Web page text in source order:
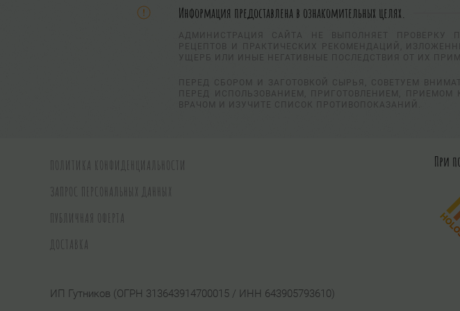
Информация предоставлена в ознакомительных целях.
АДМИНИСТРАЦИЯ САЙТА НЕ ВЫПОЛНЯЕТ ПРОВЕРКУ
РЕЦЕПТОВ И ПРАКТИЧЕСКИХ РЕКОМЕНДАЦИЙ,
УЩЕРБ ИЛИ ИНЫЕ НЕГАТИВНЫЕ ПОСЛЕДСТВИЯ ОТ ИХ
ПЕРЕД СБОРОМ И ЗАГОТОВКОЙ СЫРЬЯ, СОВЕТУЕМ
ПЕРЕД ИСПОЛЬЗОВАНИЕМ, ПРИГОТОВЛЕНИЕМ, ПРИЕМОМ
ВРАЧОМ И ИЗУЧИТЕ СПИСОК ПРОТИВОПОКАЗАНИЙ.
ПОЛИТИКА КОНФИДЕНЦИАЛЬНОСТИ
ЗАПРОС ПЕРСОНАЛЬНЫХ ДАННЫХ
ПУБЛИЧНАЯ ОФЕРТА
ДОСТАВКА
При
ИП Гутников (ОГРН 313643914700015 / ИНН 643905793610)